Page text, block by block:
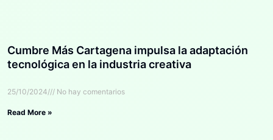
Cumbre Más Cartagena impulsa la adaptación
tecnológica en la industria creativa
25/10/2024 No hay comentarios
Read More »